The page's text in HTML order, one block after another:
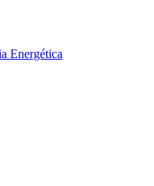
Energética